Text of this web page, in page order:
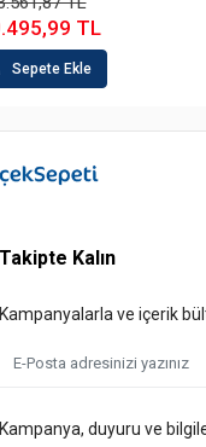
TL
Sepete Ekle
Takipte Kalın
Kampanyalarla ve içerik
Kampanya, duyuru ve